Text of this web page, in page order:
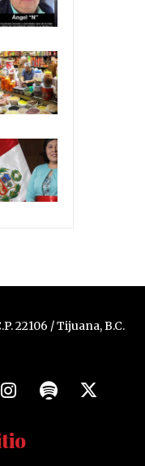
22106 / Tijuana, B.C.